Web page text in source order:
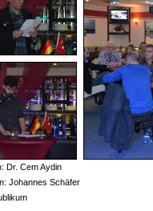
Dr. Cem Aydin
Johannes Schäfer